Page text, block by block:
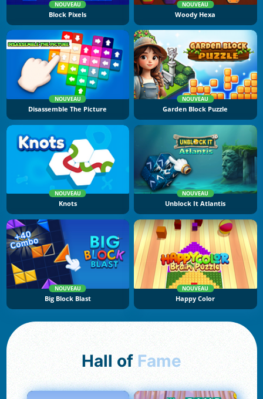
NOUVEAU
Block Pixels
NOUVEAU
Woody Hexa
NOUVEAU
Disassemble The Picture
NOUVEAU
Garden Block Puzzle
NOUVEAU
Knots
NOUVEAU
Unblock It Atlantis
NOUVEAU
Big Block Blast
NOUVEAU
Happy Color
Hall of Fame